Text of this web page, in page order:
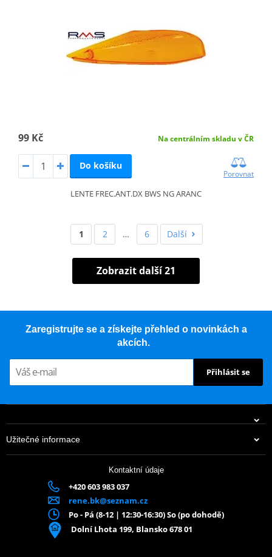
99 Kč Na centrálním skladu v ČR
Do košíku
Porovnat
LENTE FREC.ANT.DX BWS NG ARANC
1 2 … 6 Další
Zobrazit další 21
Zaregistrujte se a získejte přehled o novinkách a
akcích.
Přihlásit se
Užitečné informace
Kontaktní údaje
+420 603 983 037
rene.bk@seznam.cz
Po - Pá (8-12 | 12:30-16:30) So (po dohodě)
Dolní Lhota 199, Blansko 678 01